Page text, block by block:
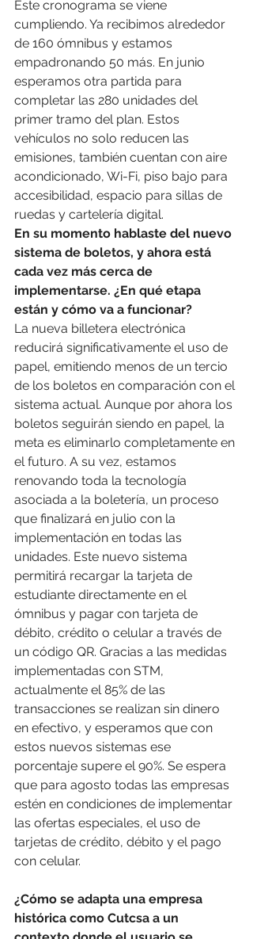
Este cronograma se viene
cumpliendo. Ya recibimos alrededor
de 160 ómnibus y estamos
empadronando 50 más. En junio
esperamos otra partida para
completar las 280 unidades del
primer tramo del plan. Estos
vehículos no solo reducen las
emisiones, también cuentan con aire
acondicionado, Wi-Fi, piso bajo para
accesibilidad, espacio para sillas de
ruedas y cartelería digital.
En su momento hablaste del nuevo
sistema de boletos, y ahora está
cada vez más cerca de
implementarse. ¿En qué etapa
están y cómo va a funcionar?
La nueva billetera electrónica
reducirá significativamente el uso de
papel, emitiendo menos de un tercio
de los boletos en comparación con el
sistema actual. Aunque por ahora los
boletos seguirán siendo en papel, la
meta es eliminarlo completamente en
el futuro. A su vez, estamos
renovando toda la tecnología
asociada a la boletería, un proceso
que finalizará en julio con la
implementación en todas las
unidades. Este nuevo sistema
permitirá recargar la tarjeta de
estudiante directamente en el
ómnibus y pagar con tarjeta de
débito, crédito o celular a través de
un código QR. Gracias a las medidas
implementadas con STM,
actualmente el 85% de las
transacciones se realizan sin dinero
en efectivo, y esperamos que con
estos nuevos sistemas ese
porcentaje supere el 90%. Se espera
que para agosto todas las empresas
estén en condiciones de implementar
las ofertas especiales, el uso de
tarjetas de crédito, débito y el pago
con celular.
¿Cómo se adapta una empresa
histórica como Cutcsa a un